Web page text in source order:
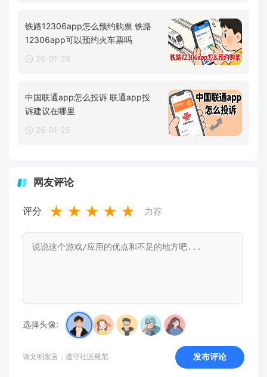
铁路12306app怎么预约购票 铁路
12306app可以预约火车票吗
26-01-25
中国联通app怎么投诉 联通app投
诉建议在哪里
26-01-25
网友评论
评分 ★ ★ ★ ★ ★ 力荐
选择头像:
请文明发言，遵守社区规范 发布评论